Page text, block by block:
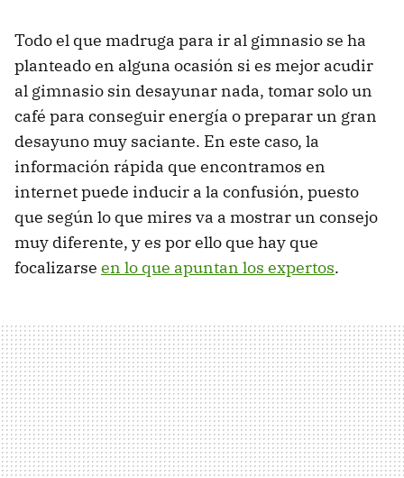
Todo el que madruga para ir al gimnasio se ha
planteado en alguna ocasión si es mejor acudir
al gimnasio sin desayunar nada, tomar solo un
café para conseguir energía o preparar un gran
desayuno muy saciante. En este caso, la
información rápida que encontramos en
internet puede inducir a la confusión, puesto
que según lo que mires va a mostrar un consejo
muy diferente, y es por ello que hay que
focalizarse en lo que apuntan los expertos.